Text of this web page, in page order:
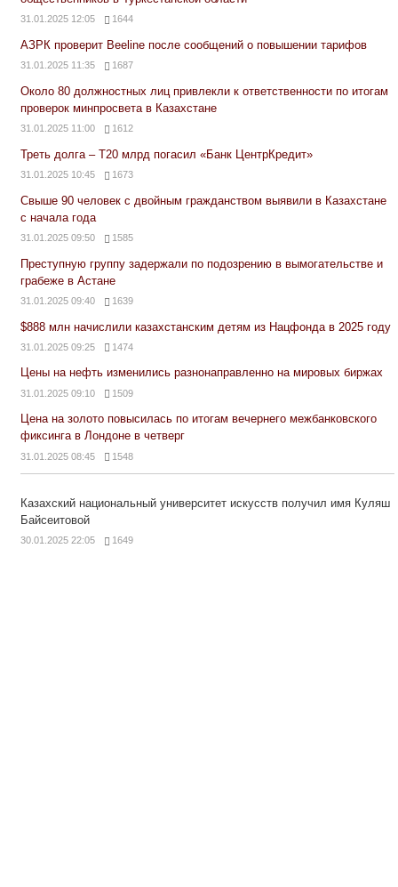
31.01.2025 12:05 1644
АЗРК проверит Beeline после сообщений о повышении тарифов
31.01.2025 11:35 1687
Около 80 должностных лиц привлекли к ответственности по итогам
проверок минпросвета в Казахстане
31.01.2025 11:00 1612
Треть долга – Т20 млрд погасил «Банк ЦентрКредит»
31.01.2025 10:45 1673
Свыше 90 человек с двойным гражданством выявили в Казахстане
с начала года
31.01.2025 09:50 1585
Преступную группу задержали по подозрению в вымогательстве и
грабеже в Астане
31.01.2025 09:40 1639
$888 млн начислили казахстанским детям из Нацфонда в 2025 году
31.01.2025 09:25 1474
Цены на нефть изменились разнонаправленно на мировых биржах
31.01.2025 09:10 1509
Цена на золото повысилась по итогам вечернего межбанковского
фиксинга в Лондоне в четверг
31.01.2025 08:45 1548
Казахский национальный университет искусств получил имя Куляш
Байсеитовой
30.01.2025 22:05 1649